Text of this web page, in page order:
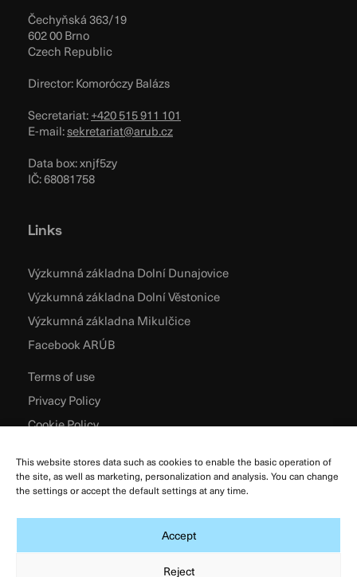
This website stores data such as cookies to enable the basic operation of
the site, as well as marketing, personalization and analysis. You can change
the settings or accept the default settings at any time.
Accept
Reject
Čechyňská 363/19
602 00 Brno
Czech Republic
Director: Komoróczy Balázs
Secretariat:+420 515 911 101
E-mail:sekretariat@arub.cz
Data box: xnjf5zy
IČ: 68081758
Links
Výzkumná základna Dolní Dunajovice
Výzkumná základna Dolní Věstonice
Výzkumná základna Mikulčice
Facebook ARÚB
Terms of use
Privacy Policy
Cookie Policy